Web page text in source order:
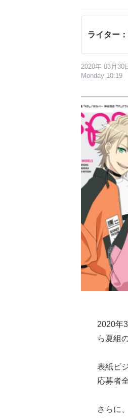
ライター
2020年 03月30
Monday 10:19
2020年
ら夏組
表紙ビ
応募者
さらに